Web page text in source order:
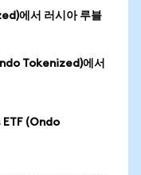
에서 러시아 루블
Tokenized)에서
(Ondo